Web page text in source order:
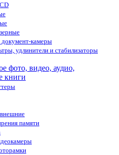
камеры
удлинители и стабилизаторы
фото, видео, аудио,
книги
памяти